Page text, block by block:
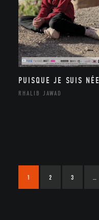
PUISQUE JE SUIS NÉE
RHALIB JAWAD
1 2 3 …